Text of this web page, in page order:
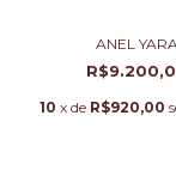
ANEL YARA
10 x de R$920,00